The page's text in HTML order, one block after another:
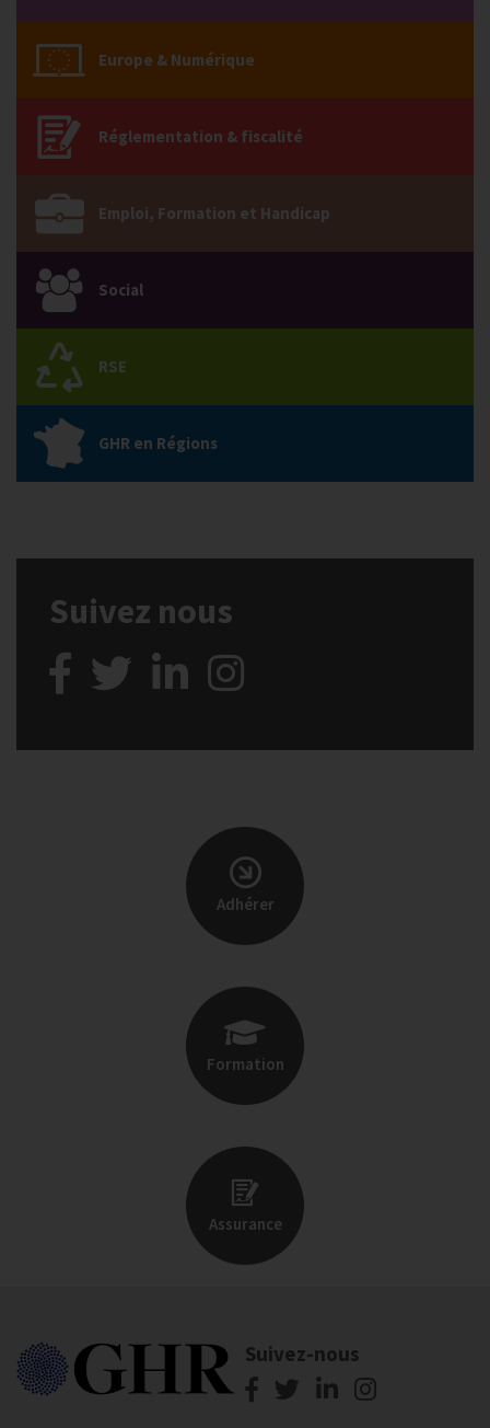
Europe & Numérique
Réglementation & fiscalité
Emploi, Formation et Handicap
Social
RSE
GHR en Régions
Suivez nous
Adhérer
Formation
Assurance
Suivez-nous